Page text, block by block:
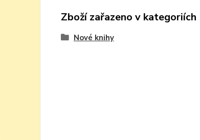
Zboží zařazeno v kategoriích
Nové knihy